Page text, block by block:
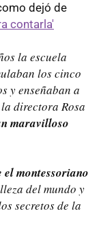
dejó de
contarla'
la escuela
los cinco
y enseñaban a
directora Rosa
maravilloso
el montessoriano
del mundo y
secretos de la